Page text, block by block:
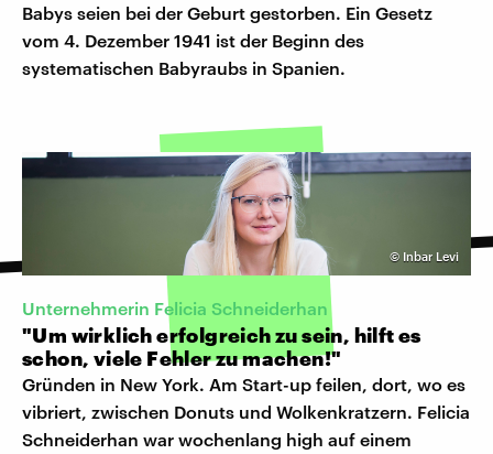
Babys seien bei der Geburt gestorben. Ein Gesetz
vom 4. Dezember 1941 ist der Beginn des
systematischen Babyraubs in Spanien.
© Inbar Levi
Unternehmerin Felicia Schneiderhan
"Um wirklich erfolgreich zu sein, hilft es
schon, viele Fehler zu machen!"
Gründen in New York. Am Start-up feilen, dort, wo es
vibriert, zwischen Donuts und Wolkenkratzern. Felicia
Schneiderhan war wochenlang high auf einem